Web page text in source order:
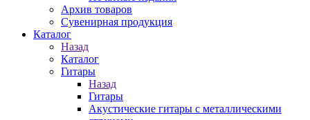
Архив товаров
Сувенирная продукция
Каталог
Назад
Каталог
Гитары
Назад
Гитары
Акустические гитары с металлическими